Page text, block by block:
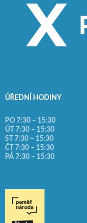
ÚŘEDNÍ HODINY
PO 7:30 – 15:30
ÚT 7:30 – 15:30
ST 7:30 – 15:30
ČT 7:30 – 15:30
PÁ 7:30 – 15:30